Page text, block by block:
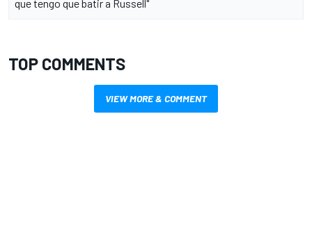
que tengo que batir a Russell"
TOP COMMENTS
VIEW MORE & COMMENT